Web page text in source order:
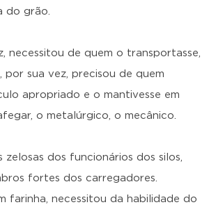
do grão.
necessitou de quem o transportasse,
por sua vez, precisou de quem
apropriado e o mantivesse em
o metalúrgico, o mecânico.
zelosas dos funcionários dos silos,
fortes dos carregadores.
farinha, necessitou da habilidade do